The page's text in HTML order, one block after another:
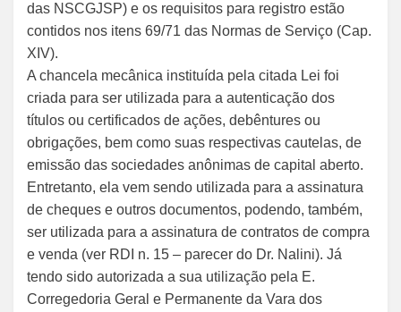
das NSCGJSP) e os requisitos para registro estão
contidos nos itens 69/71 das Normas de Serviço (Cap.
XIV).
A chancela mecânica instituída pela citada Lei foi
criada para ser utilizada para a autenticação dos
títulos ou certificados de ações, debêntures ou
obrigações, bem como suas respectivas cautelas, de
emissão das sociedades anônimas de capital aberto.
Entretanto, ela vem sendo utilizada para a assinatura
de cheques e outros documentos, podendo, também,
ser utilizada para a assinatura de contratos de compra
e venda (ver RDI n. 15 – parecer do Dr. Nalini). Já
tendo sido autorizada a sua utilização pela E.
Corregedoria Geral e Permanente da Vara dos